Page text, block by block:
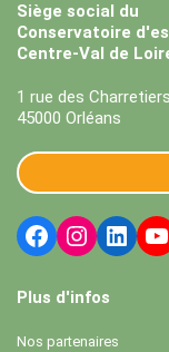
Siège social du
Conservatoire
Centre-Val de
1 rue des Charretiers
45000 Orléans
Plus d'infos
Nos partenaires